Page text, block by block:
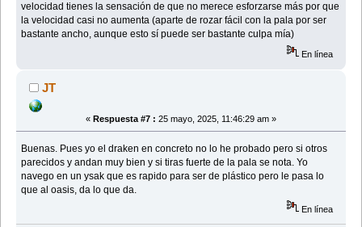
velocidad tienes la sensación de que no merece esforzarse más por que
la velocidad casi no aumenta (aparte de rozar fácil con la pala por ser
bastante ancho, aunque esto sí puede ser bastante culpa mía)
En línea
JT
« Respuesta #7 : 25 mayo, 2025, 11:46:29 am »
Buenas. Pues yo el draken en concreto no lo he probado pero si otros
parecidos y andan muy bien y si tiras fuerte de la pala se nota. Yo
navego en un ysak que es rapido para ser de plástico pero le pasa lo
que al oasis, da lo que da.
En línea